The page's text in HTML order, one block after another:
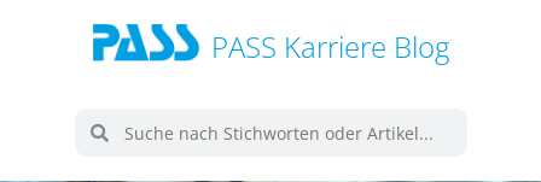
PASS Karriere Blog